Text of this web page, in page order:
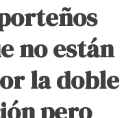
no están
la doble